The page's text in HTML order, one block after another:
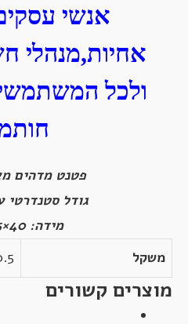
אנשי
אחיות,מנהלי
ולכל
פטנט מדהים
גודל סטנדרטי עד 4
מידה: 40×15 מ"מ
משקל
kg
מוצרים קשורים